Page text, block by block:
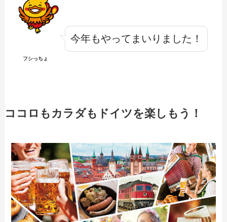
フシっちょ
今年もやってまいりました！
ココロもカラダもドイツを楽しもう！